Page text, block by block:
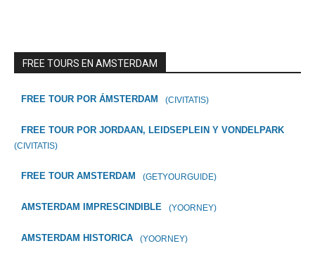
FREE TOURS EN AMSTERDAM
FREE TOUR POR ÁMSTERDAM (CIVITATIS)
FREE TOUR POR JORDAAN, LEIDSEPLEIN Y VONDELPARK
(CIVITATIS)
FREE TOUR AMSTERDAM (GETYOURGUIDE)
AMSTERDAM IMPRESCINDIBLE (YOORNEY)
AMSTERDAM HISTORICA (YOORNEY)